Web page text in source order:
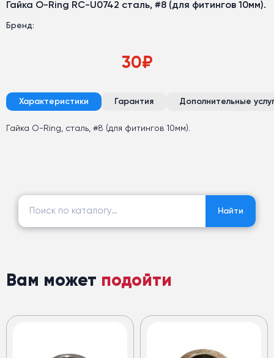
Гайка O-Ring RC-U0742 сталь, #8 (для фитингов 10мм).
Бренд:
30₽
Характеристики Гарантия Дополнительные
Гайка O-Ring, сталь, #8 (для фитингов 10мм).
Найти:
Найти
Вам может подойти